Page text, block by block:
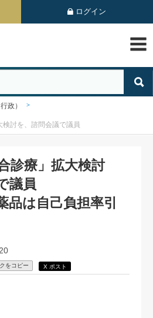
ログイン
政）
討を、諮問会議で議員
診療」拡大検討
議員
品は自己負担率引
をコピー X ポスト